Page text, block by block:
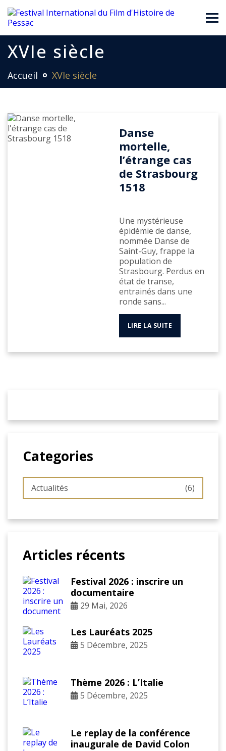
XVIe siècle
Accueil XVIe siècle
Danse
mortelle,
l’étrange cas
de Strasbourg
1518
Une mystérieuse
épidémie de danse,
nommée Danse de
Saint-Guy, frappe la
population de
Strasbourg. Perdus en
état de transe,
entrainés dans une
ronde sans...
LIRE LA SUITE
Categories
Actualités (6)
Articles récents
Festival 2026 : inscrire un
documentaire
29 Mai, 2026
Les Lauréats 2025
5 Décembre, 2025
Thème 2026 : L’Italie
5 Décembre, 2025
Le replay de la conférence
inaugurale de David Colon